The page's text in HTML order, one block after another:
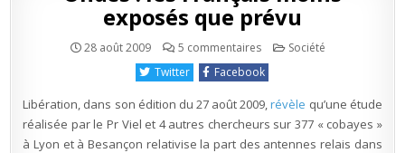
exposés que prévu
28 août 2009 5 commentairessur
les
Français
exposés
que
prévu
Publié
Société
Twitter
Facebook
Libération, dans son édition du 27 août 2009,révèle qu’une étude
réalisée par le Pr Viel et 4 autres chercheurs sur 377 « cobayes »
à Lyon et à Besançon relativise la part des antennes relais dans